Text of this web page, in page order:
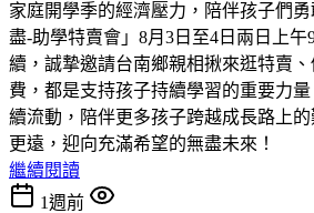
家庭開學季的經濟壓力，陪伴孩子們
盡-助學特賣會」8月3日至4日兩日上
續，誠摯邀請台南鄉親相揪來逛特賣
費，都是支持孩子持續學習的重要力
續流動，陪伴更多孩子跨越成長路上
更遠，迎向充滿希望的無盡未來！
繼續閱讀
1週前